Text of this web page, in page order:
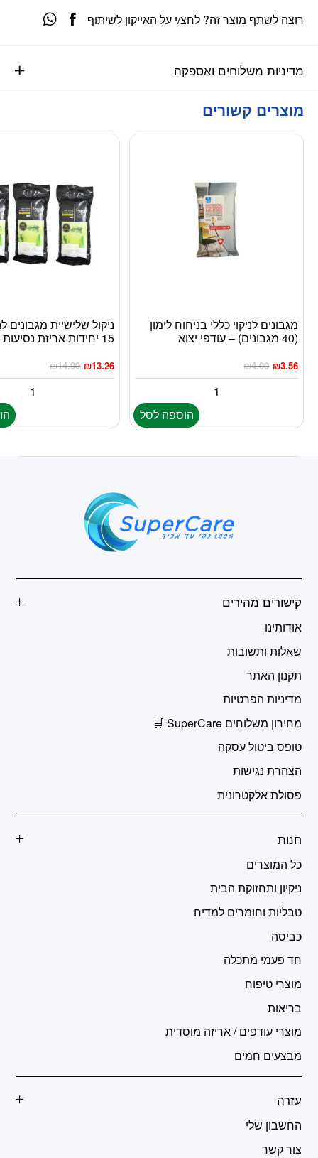
מדיניות משלוחים ואספקה
רוצה לשתף מוצר זה? לחצ/י על האייקון לשיתוף
מוצרים קשורים
מגבונים לניקוי כללי בניחוח לימון
(40 מגבונים) – עודפי יצוא
₪4.00 ₪3.56
הוספה לסל
ניקול שלישיית מגבונים
15 יחידות אריזת נסיעות (TO GO)
₪14.90 ₪13.26
קישורים מהירים
אודותינו
שאלות ותשובות
תקנון האתר
מדיניות הפרטיות
מחירון משלוחים SuperCare 🛒
טופס ביטול עסקה
הצהרת נגישות
פסולת אלקטרונית
חנות
כל המוצרים
ניקיון ותחזוקת הבית
טבליות וחומרים למדיח
כביסה
חד פעמי מתכלה
מוצרי טיפוח
בריאות
מוצרי עודפים / אריזה מוסדית
מבצעים חמים
עזרה
החשבון שלי
צור קשר